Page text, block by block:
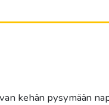
kehän pysymään